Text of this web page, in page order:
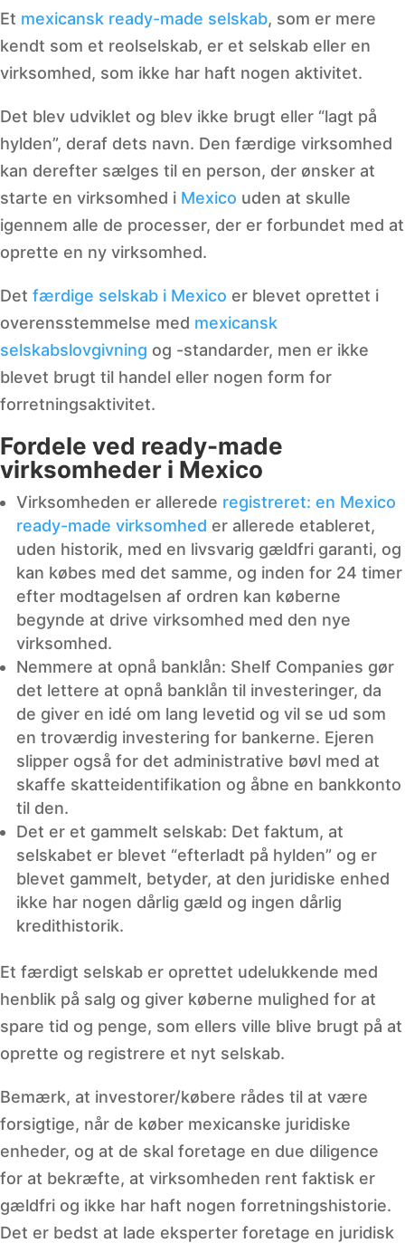
Et mexicansk ready-made selskab, som er mere
kendt som et reolselskab, er et selskab eller en
virksomhed, som ikke har haft nogen aktivitet.
Det blev udviklet og blev ikke brugt eller “lagt på
hylden”, deraf dets navn. Den færdige virksomhed
kan derefter sælges til en person, der ønsker at
starte en virksomhed i Mexico uden at skulle
igennem alle de processer, der er forbundet med at
oprette en ny virksomhed.
Det færdige selskab i Mexico er blevet oprettet i
overensstemmelse med mexicansk
selskabslovgivning og -standarder, men er ikke
blevet brugt til handel eller nogen form for
forretningsaktivitet.
Fordele ved ready-made
virksomheder i Mexico
Virksomheden er allerede registreret: en Mexico
ready-made virksomhed er allerede etableret,
uden historik, med en livsvarig gældfri garanti, og
kan købes med det samme, og inden for 24 timer
efter modtagelsen af ordren kan køberne
begynde at drive virksomhed med den nye
virksomhed.
Nemmere at opnå banklån: Shelf Companies gør
det lettere at opnå banklån til investeringer, da
de giver en idé om lang levetid og vil se ud som
en troværdig investering for bankerne. Ejeren
slipper også for det administrative bøvl med at
skaffe skatteidentifikation og åbne en bankkonto
til den.
Det er et gammelt selskab: Det faktum, at
selskabet er blevet “efterladt på hylden” og er
blevet gammelt, betyder, at den juridiske enhed
ikke har nogen dårlig gæld og ingen dårlig
kredithistorik.
Et færdigt selskab er oprettet udelukkende med
henblik på salg og giver køberne mulighed for at
spare tid og penge, som ellers ville blive brugt på at
oprette og registrere et nyt selskab.
Bemærk, at investorer/købere rådes til at være
forsigtige, når de køber mexicanske juridiske
enheder, og at de skal foretage en due diligence
for at bekræfte, at virksomheden rent faktisk er
gældfri og ikke har haft nogen forretningshistorie.
Det er bedst at lade eksperter foretage en juridisk